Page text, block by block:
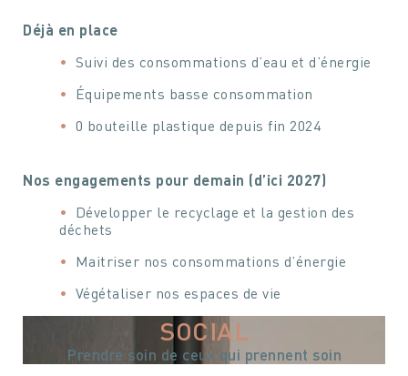
Déjà en place
Suivi des consommations d’eau et d’énergie
Équipements basse consommation
0 bouteille plastique depuis fin 2024
Nos engagements pour demain (d’ici 2027)
Développer le recyclage et la gestion des
déchets
Maitriser nos consommations d’énergie
Végétaliser nos espaces de vie
SOCIAL
Prendre soin de ceux qui prennent soin